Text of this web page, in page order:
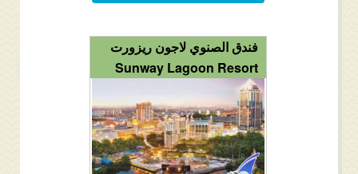
فندق الصنوي لاجون ريزورت
Sunway Lagoon Resort